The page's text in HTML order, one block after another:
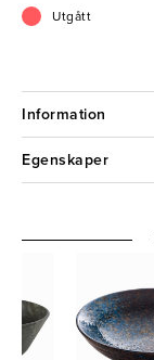
Utgått
Information
Egenskaper